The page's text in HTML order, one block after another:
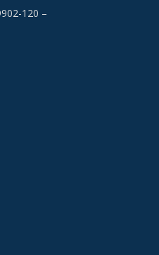
120 –